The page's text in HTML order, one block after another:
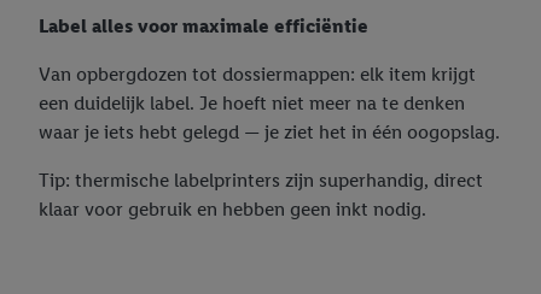
Label alles voor maximale efficiëntie
Van opbergdozen tot dossiermappen: elk item krijgt
een duidelijk label. Je hoeft niet meer na te denken
waar je iets hebt gelegd — je ziet het in één oogopslag.
Tip: thermische labelprinters zijn superhandig, direct
klaar voor gebruik en hebben geen inkt nodig.